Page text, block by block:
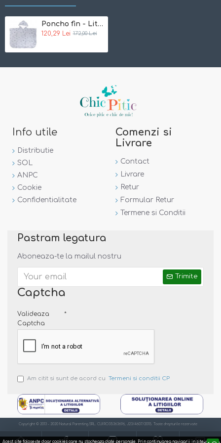
Poncho fin - Little Star Bebe Jou
120,29 Lei 172,00 Lei
Info utile
Distributie
SOL
ANPC
Cookie
Confidentialitate
Comenzi si
Livrare
Contact
Livrare
Retur
Formular Retur
Termene si Conditii
Pastram legatura
Aboneaza-te la mailul nostru
Trimite
Captcha
Valideaza
Captcha
Am citit si sunt de acord cu Termeni si conditii CP
Copyright © 2013 - 2020 Natural Parenting SRL. CUI RO35363696, J23/4607/2015. Toate drepturile rezervate
Acest site foloseşte doar cookies care nu stocheaza date personale. Prin continuarea navigarii in site va